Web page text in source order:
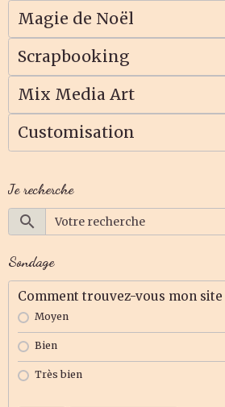
Magie de Noël
Scrapbooking
Mix Media Art
Customisation
Je recherche
Sondage
Comment trouvez-vous mon site
Moyen
Bien
Très bien